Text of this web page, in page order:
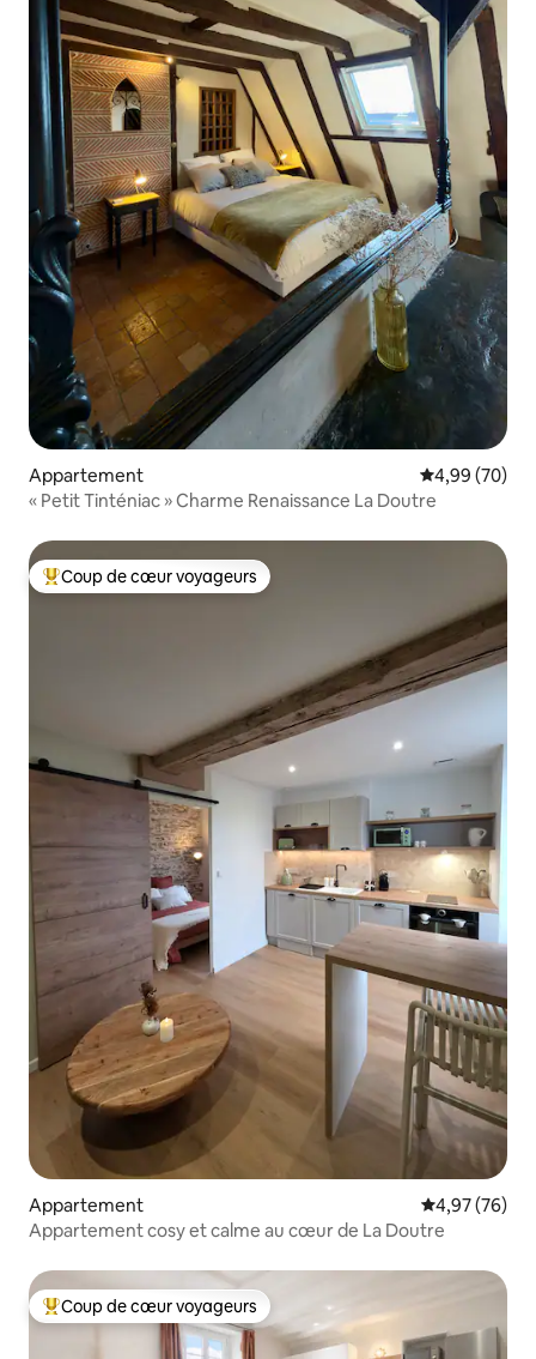
Appartement Évaluation
4,99 (70)
« Petit Tinténiac » Charme Renaissance La Doutre
Coups de cœur voyageurs les plus appréciés
Coup de cœur voyageurs
Appartement Évaluation
4,97 (76)
Appartement cosy et calme au cœur de La Doutre
Coups de cœur voyageurs les plus appréciés
Coup de cœur voyageurs